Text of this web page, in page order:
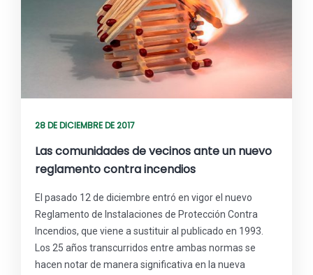
28 DE DICIEMBRE DE 2017
Las comunidades de vecinos ante un nuevo
reglamento contra incendios
El pasado 12 de diciembre entró en vigor el nuevo
Reglamento de Instalaciones de Protección Contra
Incendios, que viene a sustituir al publicado en 1993.
Los 25 años transcurridos entre ambas normas se
hacen notar de manera significativa en la nueva